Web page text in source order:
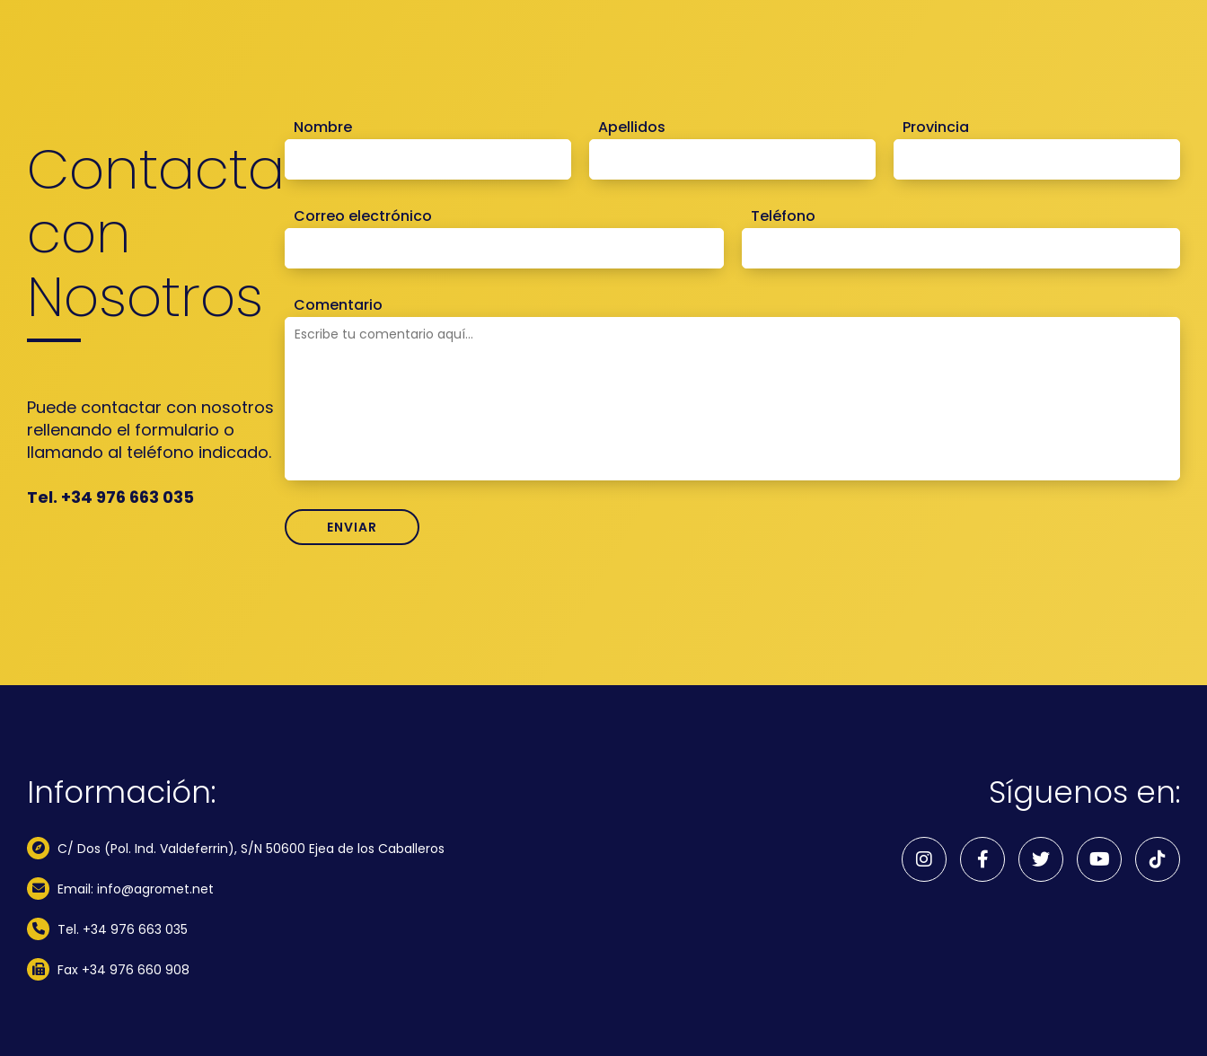
Contacta
con
Nosotros
Puede contactar con nosotros
rellenando el formulario o
llamando al teléfono indicado.
Tel. +34 976 663 035
Nombre Apellidos Provincia
Correo electrónico Teléfono
Comentario
Información:
C/ Dos (Pol. Ind. Valdeferrin), S/N 50600 Ejea de los Caballeros
Email: info@agromet.net
Tel. +34 976 663 035
Fax +34 976 660 908
Síguenos en: